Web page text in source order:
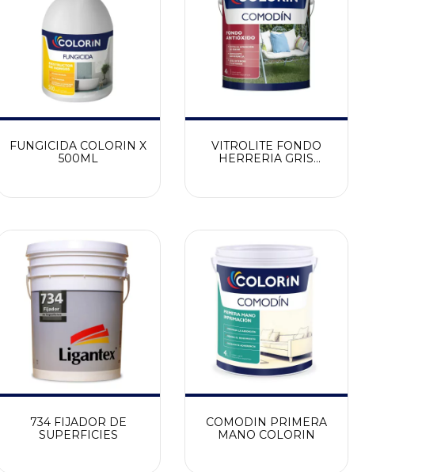
FUNGICIDA COLORIN X
500ML
VITROLITE FONDO
HERRERIA GRIS
734 FIJADOR DE
SUPERFICIES
COMODIN PRIMERA
MANO COLORIN